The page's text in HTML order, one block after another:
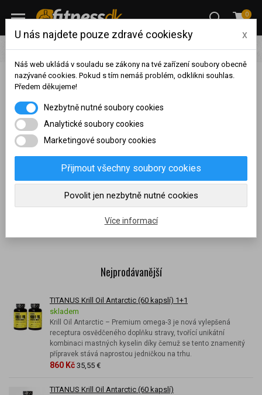
0
Výživa Vitamíny / Antioxidanty Omega 3
Zobrazit filtraci
Omega 3
našeho e-shopu. Hlavním zdrojem jsou mořské ryby, a především
rybí olej získávaný z nich. Tyto důležité látky nabízíme většinou ve
formě kapslí od světových výrobců včetněvlastní vysoce kvalitní
receptury.
Nejprodávanější
TITANUS Krill Oil Antarctic (60 kapslí) 1+1
skladem
Krill Oil Antarctic – Premium omega-3 je nová vylepšená
receptura osvědčeného doplňku stravy, tvořící unikátní
kombinaci mastných kyselin díky čemuž se tento znamenitý
přípravek stává naprostou jedničkou na trhu.
860 Kč 35,55 €
TITANUS Krill Oil Antarctic (60 kapslí)
dosaženého obratu za
sledované období, byl váš
účet přeřazen do jiné
skupiny:
U nás najdete pouze zdravé cookiesky x
Náš web ukládá v souladu se zákony na tvé zařízení soubory obecně
nazývané cookies. Pokud s tím nemáš problém, odklikni souhlas.
Předem děkujeme!
Nezbytně nutné soubory cookies
Analytické soubory cookies
Marketingové soubory cookies
Přijmout všechny soubory cookies
Povolit jen nezbytně nutné cookies
Více informací